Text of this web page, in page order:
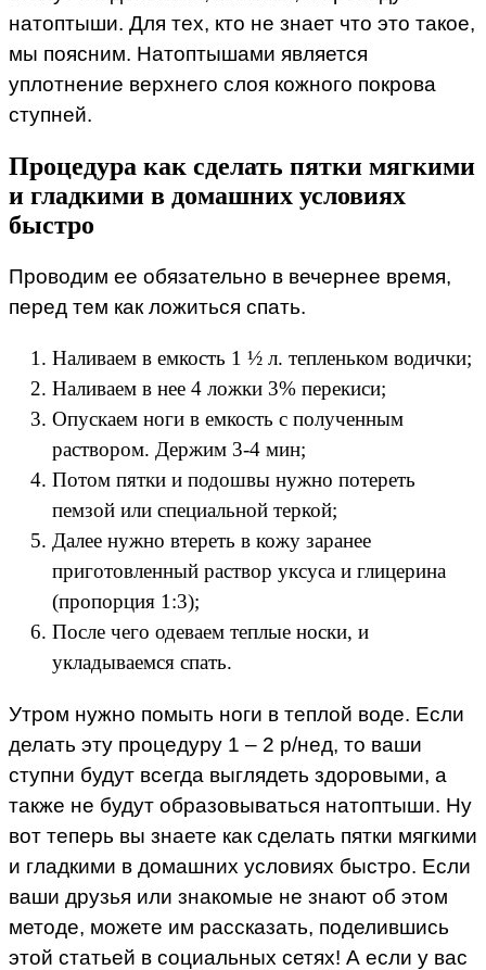
натоптыши. Для тех, кто не знает что это такое,
мы поясним. Натоптышами является
уплотнение верхнего слоя кожного покрова
ступней.
Процедура как сделать пятки мягкими
и гладкими в домашних условиях
быстро
Проводим ее обязательно в вечернее время,
перед тем как ложиться спать.
Наливаем в емкость 1 ½ л. тепленьком водички;
Наливаем в нее 4 ложки 3% перекиси;
Опускаем ноги в емкость с полученным
раствором. Держим 3-4 мин;
Потом пятки и подошвы нужно потереть
пемзой или специальной теркой;
Далее нужно втереть в кожу заранее
приготовленный раствор уксуса и глицерина
(пропорция 1:3);
После чего одеваем теплые носки, и
укладываемся спать.
Утром нужно помыть ноги в теплой воде. Если
делать эту процедуру 1 – 2 р/нед, то ваши
ступни будут всегда выглядеть здоровыми, а
также не будут образовываться натоптыши. Ну
вот теперь вы знаете как сделать пятки мягкими
и гладкими в домашних условиях быстро. Если
ваши друзья или знакомые не знают об этом
методе, можете им рассказать, поделившись
этой статьей в социальных сетях! А если у вас